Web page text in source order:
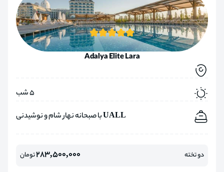
Adalya Elite Lara
5 شب
UALL با صبحانه نهار شام و نوشیدنی
دو تخته 283,500,000تومان